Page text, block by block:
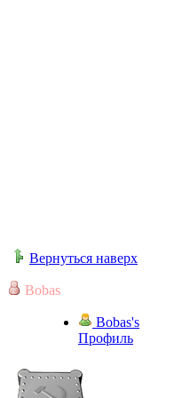
Вернуться наверх
Bobas
Bobas's
Профиль